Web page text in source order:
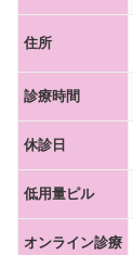
住所
診療時間
休診日
低用量ピル
オンライン診療